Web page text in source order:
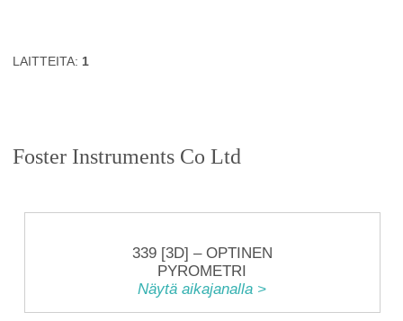
LAITTEITA: 1
Foster Instruments Co Ltd
339 [3D] – OPTINEN
PYROMETRI
Näytä aikajanalla >